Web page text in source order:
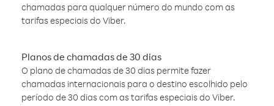
chamadas para qualquer número do mundo com as
tarifas especiais do Viber.
Planos de chamadas de 30 dias
O plano de chamadas de 30 dias permite fazer
chamadas internacionais para o destino escolhido pelo
período de 30 dias com as tarifas especiais do Viber.